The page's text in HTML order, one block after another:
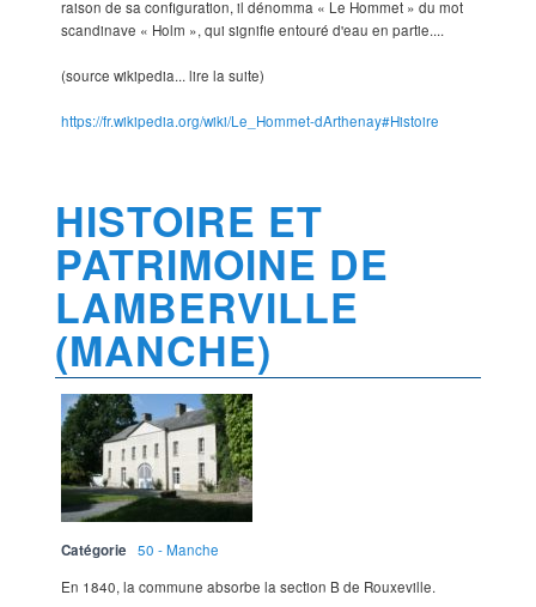
raison de sa configuration, il dénomma « Le Hommet » du mot
scandinave « Holm », qui signifie entouré d'eau en partie....
(source wikipedia... lire la suite)
https://fr.wikipedia.org/wiki/Le_Hommet-dArthenay#Histoire
HISTOIRE ET
PATRIMOINE DE
LAMBERVILLE
(MANCHE)
Catégorie
50 - Manche
En 1840, la commune absorbe la section B de Rouxeville.